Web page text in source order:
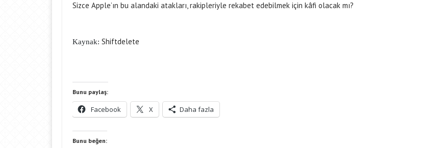
Sizce Apple’ın bu alandaki atakları, rakipleriyle rekabet edebilmek için kâfi olacak mı?
Kaynak: Shiftdelete
Bunu paylaş:
Facebook X Daha fazla
Bunu beğen: